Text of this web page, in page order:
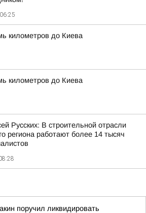
06:25
километров до Киева
километров до Киева
Русских: В строительной отрасли
региона работают более 14 тысяч
поручил ликвидировать